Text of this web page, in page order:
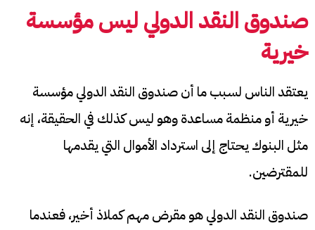
صندوق النقد الدوليليس مؤسسة
خيرية
يعتقد الناس لسبب ما أن صندوق النقد الدولي مؤسسة
خيرية أو منظمة مساعدة وهو ليس كذلك في الحقيقة، إنه
مثل البنوك يحتاج إلى استرداد الأموال التي يقدمها
للمقترضين.
صندوق النقد الدولي هو مقرض مهم كملاذ أخير، فعندما